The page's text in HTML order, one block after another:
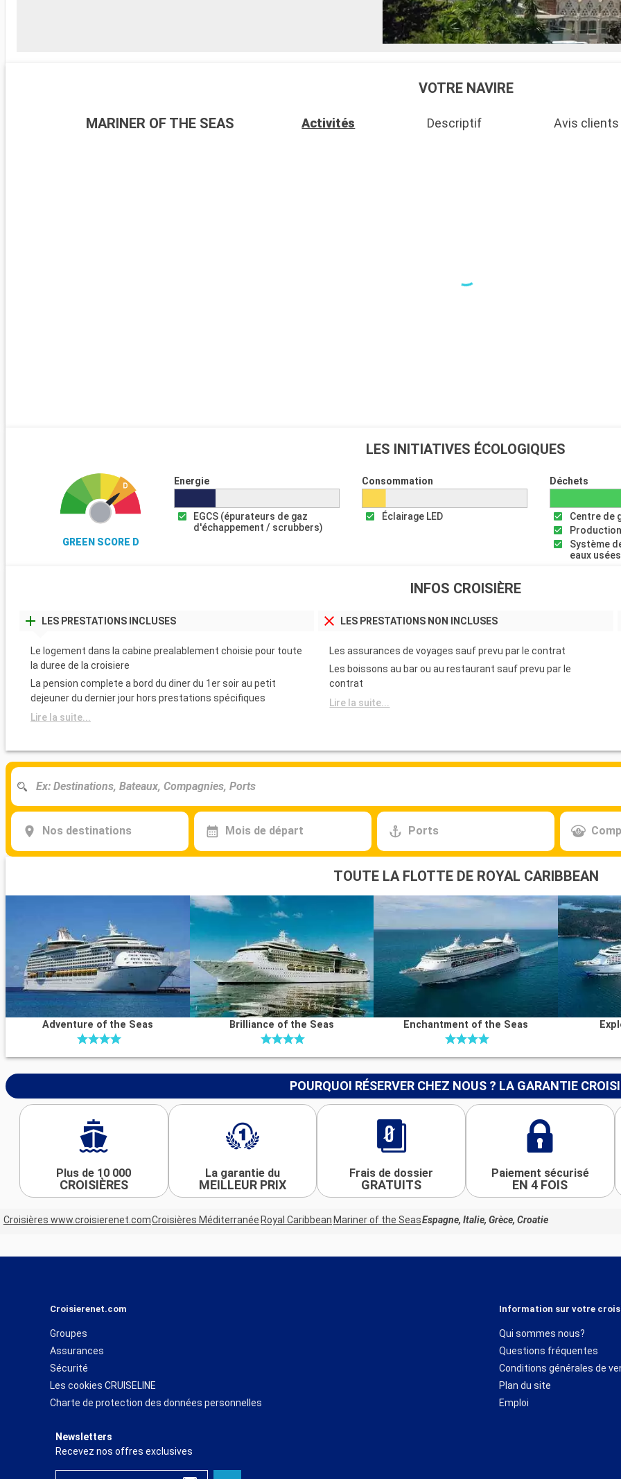
VOTRE NAVIRE
MARINER OF THE SEAS Activités Descriptif Avis clients
LES INITIATIVES ÉCOLOGIQUES
GREEN SCORE D
Energie
EGCS (épurateurs de gaz
d'échappement / scrubbers)
Consommation
Éclairage LED
Déchets
Centre de
Système
eaux usées
INFOS CROISIÈRE
LES PRESTATIONS INCLUSES
Le logement dans la cabine prealablement choisie pour toute
la duree de la croisiere
La pension complete a bord du diner du 1er soir au petit
dejeuner du dernier jour hors prestations spécifiques
Lire la suite...
LES PRESTATIONS NON INCLUSES
Les assurances de voyages sauf prevu par le contrat
Les boissons au bar ou au restaurant sauf prevu par le
contrat
Lire la suite...
Nos destinations Mois de départ Ports
TOUTE LA FLOTTE DE ROYAL CARIBBEAN
Adventure of the Seas Brilliance of the Seas Enchantment of the Seas
POURQUOI RÉSERVER CHEZ NOUS ? LA GARANTIE
Plus de 10 000
CROISIÈRES
La garantie du
MEILLEUR PRIX
Frais de dossier
GRATUITS
Paiement sécurisé
EN 4 FOIS
Croisières www.croisierenet.comCroisières Méditerranée Royal Caribbean Mariner of the SeasEspagne, Italie, Grèce, Croatie
Croisierenet.com
Groupes
Assurances
Sécurité
Les cookies CRUISELINE
Charte de protection des données personnelles
Information sur votre
Qui sommes nous?
Questions fréquentes
Conditions générales de
Plan du site
Emploi
Newsletters
Recevez nos offres exclusives